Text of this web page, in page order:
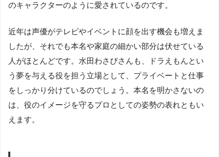
のキャラクターのように愛されているのです。
近年は声優がテレビやイベントに顔を出す機会も増えま
したが、それでも本名や家庭の細かい部分は伏せている
人がほとんどです。水田わさびさんも、ドラえもんとい
う夢を与える役を担う立場として、プライベートと仕事
をしっかり分けているのでしょう。本名を明かさないの
は、役のイメージを守るプロとしての姿勢の表れともい
えます。